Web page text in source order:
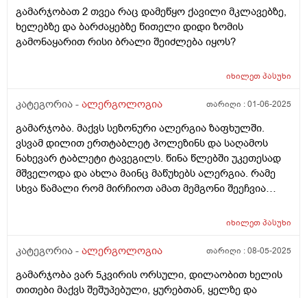
აცილებული.რა პრევენცია არსებობს მაგ დროს
გამარჯობათ 2 თვეა რაც დამეწყო ქავილი მკლავებზე,
ხელებზე და ბარძაყებზე წითელი დიდი ზომის
გამონაყარით რისი ბრალი შეიძლება იყოს?
იხილეთპასუხი
კატეგორია - ალერგოლოგია თარიღი :01-06-2025
გამარჯობა. მაქვს სეზონური ალერგია ზაფხულში.
ვსვამ დილით ერთტაბლეტ პოლეზინს და საღამოს
ნახევარ ტაბლეტი ტავეგილს. წინა წლებში უკეთესად
მშველოდა და ახლა მაინც მაწუხებს ალერგია. რამე
სხვა წამალი რომ მირჩიოთ ამათ მემგონი შეეჩვია
იხილეთპასუხი
კატეგორია - ალერგოლოგია თარიღი :08-05-2025
გამარჯობა ვარ 5კვირის ორსული, დილაობით ხელის
თითები მაქვს შეშუპებული, ყურებთან, ყელზე და